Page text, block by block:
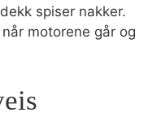
spiser nakker.
motorene går og